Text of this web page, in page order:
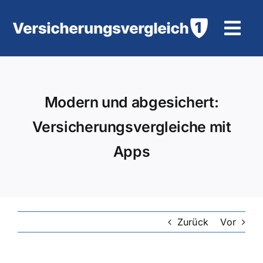
Inhalt
KFZ-Versicherung
Modern und abgesichert:
Versicherungsvergleiche mit
Apps
Zurück Vor